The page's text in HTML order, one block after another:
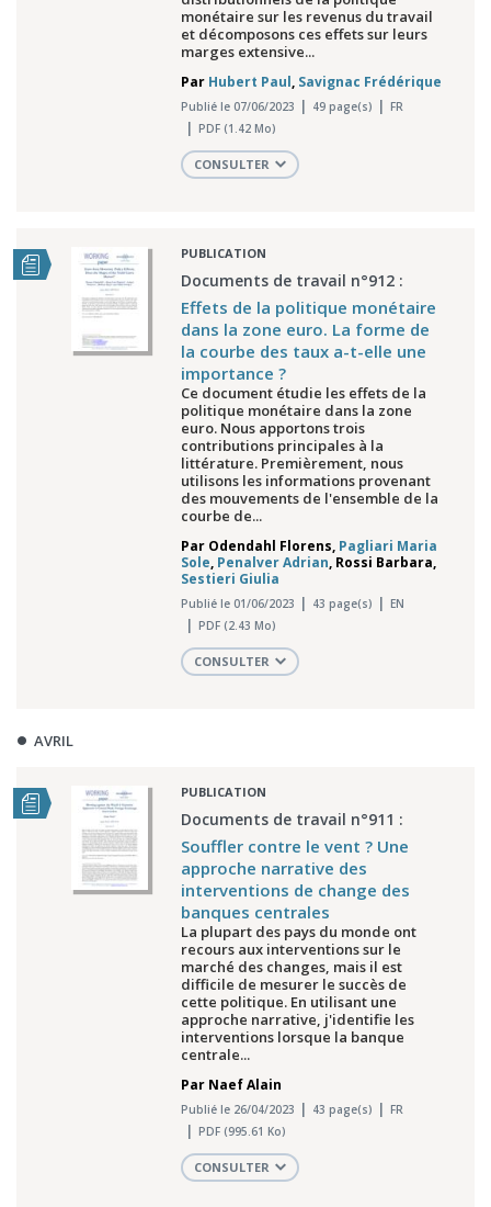
monétaire sur les revenus du travail
et décomposons ces effets sur leurs
marges extensive...
Par Hubert Paul, Savignac Frédérique
Publié le 07/06/2023 49 page(s)
FR
PDF (1.42 Mo)
CONSULTER
PUBLICATION
Documents de travail n°912 :
Effets de la politique monétaire
dans la zone euro. La forme de
la courbe des taux a-t-elle une
importance ?
Ce document étudie les effets de la
politique monétaire dans la zone
euro. Nous apportons trois
contributions principales à la
littérature. Premièrement, nous
utilisons les informations provenant
des mouvements de l'ensemble de la
courbe de...
Par Odendahl Florens, Pagliari Maria
Sole, Penalver Adrian, Rossi Barbara,
Sestieri Giulia
Publié le 01/06/2023 43 page(s)
EN
PDF (2.43 Mo)
CONSULTER
AVRIL
PUBLICATION
Documents de travail n°911 :
Souffler contre le vent ? Une
approche narrative des
interventions de change des
banques centrales
La plupart des pays du monde ont
recours aux interventions sur le
marché des changes, mais il est
difficile de mesurer le succès de
cette politique. En utilisant une
approche narrative, j'identifie les
interventions lorsque la banque
centrale...
Par Naef Alain
Publié le 26/04/2023 43 page(s)
FR
PDF (995.61 Ko)
CONSULTER